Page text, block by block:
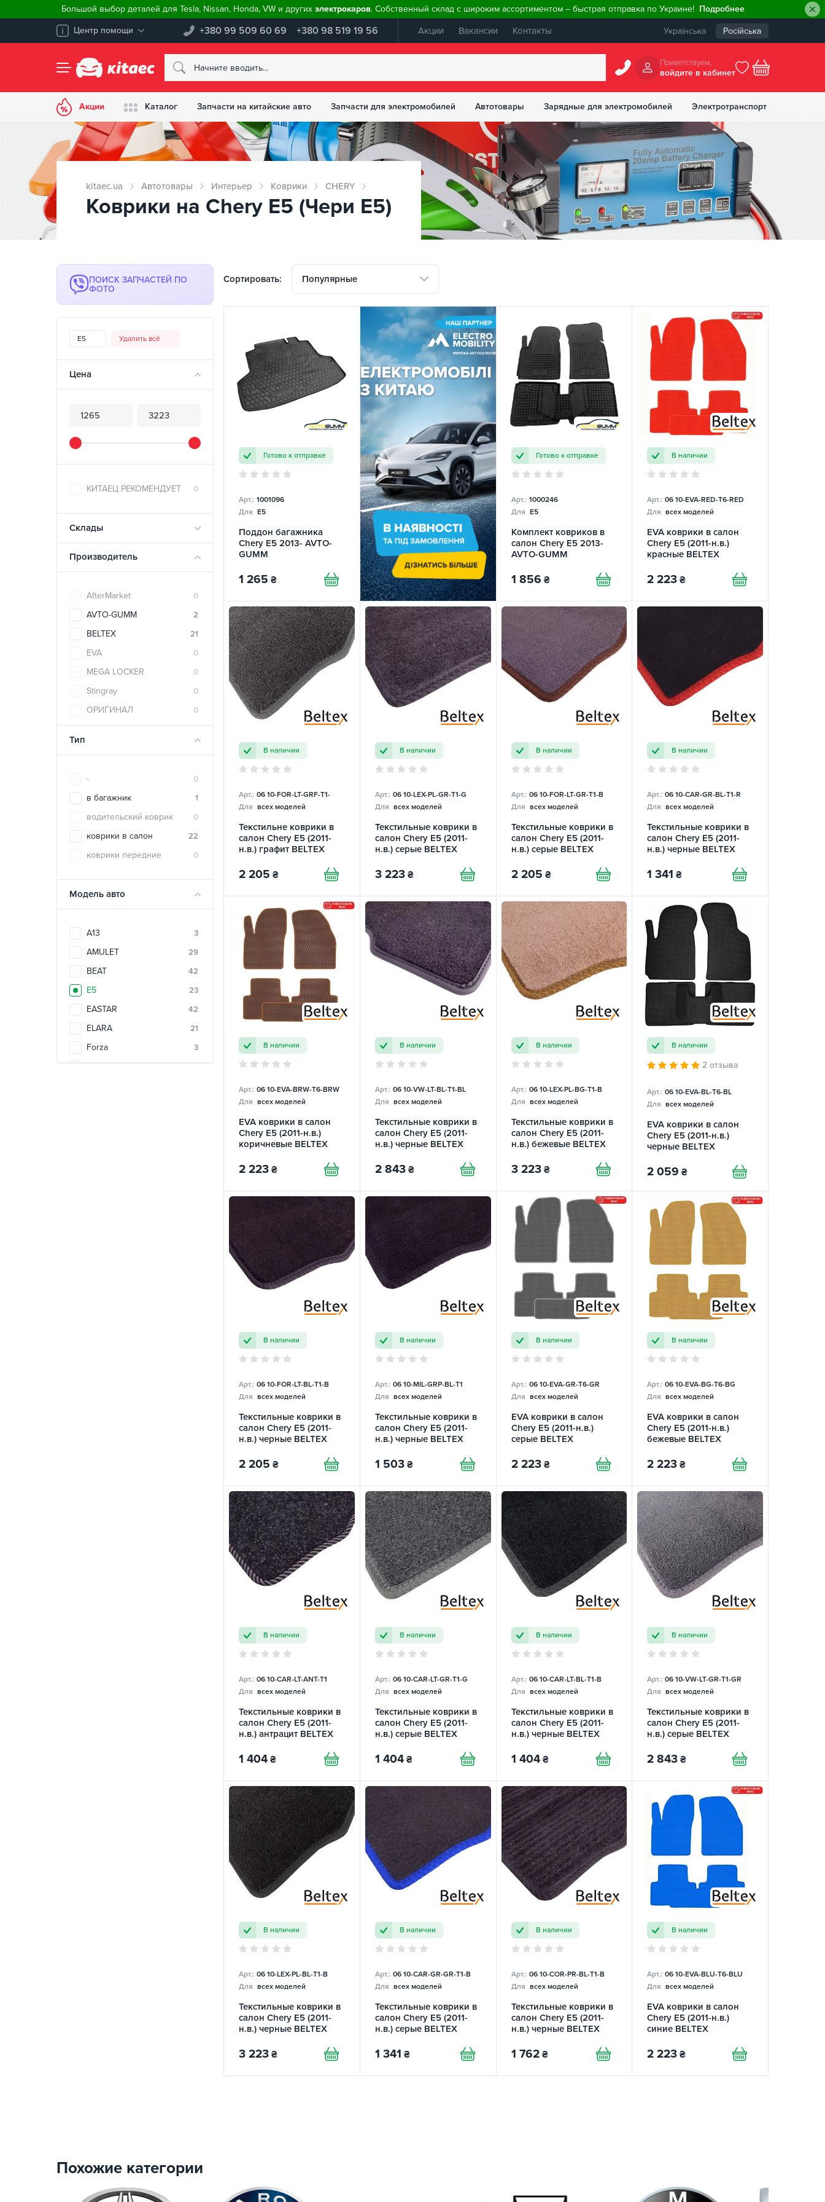
Большой выбор деталей для Tesla, Nissan, Honda, VW и других электрокаров. Собственный склад с широким ассортиментом – быстрая отправка по Украине! Подробнее
Центр помощи +380 99 509 60 69 +380 98 519 19 56 Акции Вакансии Контакты Українська Російська
Приветствуем,
войдите в кабинет
Акции Каталог Запчасти на китайские авто Запчасти для электромобилей Автотовары Зарядные для электромобилей Электротранспорт
kitaec.ua Автотовары Интерьер Коврики CHERY
Коврики на Chery E5 (Чери Е5)
ПОИСК ЗАПЧАСТЕЙ ПО
ФОТО
E5 Удалить всё
Цена
КИТАЕЦ РЕКОМЕНДУЕТ 0
Склады
Производитель
AfterMarket 0
AVTO-GUMM 2
BELTEX 21
EVA 0
MEGA LOCKER 0
Stingray 0
ОРИГИНАЛ 0
Тип
- 0
в багажник 1
водительский коврик 0
коврики в салон 22
коврики передние 0
Модель авто
A13 3
AMULET 29
BEAT 42
E5 23
EASTAR 42
ELARA 21
Forza 3
Jaggi 22
Сортировать: Популярные
Готово к отправке
Арт.: 1001096
Для E5
Поддон багажника
Chery E5 2013- AVTO-
GUMM
1 265 ₴
Готово к отправке
Арт.: 1000246
Для E5
Комплект ковриков в
салон Chery E5 2013-
AVTO-GUMM
1 856 ₴
В наличии
Арт.: 06 10-EVA-RED-T6-RED
Для всех моделей
EVA коврики в салон
Chery E5 (2011-н.в.)
красные BELTEX
2 223 ₴
В наличии
Арт.: 06 10-FOR-LT-GRF-T1-
Для всех моделей
Текстильне коврики в
салон Chery E5 (2011-
н.в.) графит BELTEX
2 205 ₴
В наличии
Арт.: 06 10-LEX-PL-GR-T1-G
Для всех моделей
Текстильные коврики в
салон Chery E5 (2011-
н.в.) серые BELTEX
3 223 ₴
В наличии
Арт.: 06 10-FOR-LT-GR-T1-B
Для всех моделей
Текстильные коврики в
салон Chery E5 (2011-
н.в.) серые BELTEX
2 205 ₴
В наличии
Арт.: 06 10-СAR-GR-BL-T1-R
Для всех моделей
Текстильные коврики в
салон Chery E5 (2011-
н.в.) черные BELTEX
1 341 ₴
В наличии
Арт.: 06 10-EVA-BRW-T6-BRW
Для всех моделей
EVA коврики в салон
Chery E5 (2011-н.в.)
коричневые BELTEX
2 223 ₴
В наличии
Арт.: 06 10-VW-LT-BL-T1-BL
Для всех моделей
Текстильные коврики в
салон Chery E5 (2011-
н.в.) черные BELTEX
2 843 ₴
В наличии
Арт.: 06 10-LEX-PL-BG-T1-B
Для всех моделей
Текстильные коврики в
салон Chery E5 (2011-
н.в.) бежевые BELTEX
3 223 ₴
В наличии
2 отзыва
Арт.: 06 10-EVA-BL-T6-BL
Для всех моделей
EVA коврики в салон
Chery E5 (2011-н.в.)
черные BELTEX
2 059 ₴
В наличии
Арт.: 06 10-FOR-LT-BL-T1-B
Для всех моделей
Текстильные коврики в
салон Chery E5 (2011-
н.в.) черные BELTEX
2 205 ₴
В наличии
Арт.: 06 10-MIL-GRP-BL-T1
Для всех моделей
Текстильные коврики в
салон Chery E5 (2011-
н.в.) черные BELTEX
1 503 ₴
В наличии
Арт.: 06 10-EVA-GR-T6-GR
Для всех моделей
EVA коврики в салон
Chery E5 (2011-н.в.)
серые BELTEX
2 223 ₴
В наличии
Арт.: 06 10-EVA-BG-T6-BG
Для всех моделей
EVA коврики в салон
Chery E5 (2011-н.в.)
бежевые BELTEX
2 223 ₴
В наличии
Арт.: 06 10-СAR-LT-ANT-T1
Для всех моделей
Текстильные коврики в
салон Chery E5 (2011-
н.в.) антрацит BELTEX
1 404 ₴
В наличии
Арт.: 06 10-СAR-LT-GR-T1-G
Для всех моделей
Текстильные коврики в
салон Chery E5 (2011-
н.в.) серые BELTEX
1 404 ₴
В наличии
Арт.: 06 10-СAR-LT-BL-T1-B
Для всех моделей
Текстильные коврики в
салон Chery E5 (2011-
н.в.) черные BELTEX
1 404 ₴
В наличии
Арт.: 06 10-VW-LT-GR-T1-GR
Для всех моделей
Текстильные коврики в
салон Chery E5 (2011-
н.в.) серые BELTEX
2 843 ₴
В наличии
Арт.: 06 10-LEX-PL-BL-T1-B
Для всех моделей
Текстильные коврики в
салон Chery E5 (2011-
н.в.) черные BELTEX
3 223 ₴
В наличии
Арт.: 06 10-СAR-GR-GR-T1-B
Для всех моделей
Текстильные коврики в
салон Chery E5 (2011-
н.в.) серые BELTEX
1 341 ₴
В наличии
Арт.: 06 10-COR-PR-BL-T1-B
Для всех моделей
Текстильные коврики в
салон Chery E5 (2011-
н.в.) черные BELTEX
1 762 ₴
В наличии
Арт.: 06 10-EVA-BLU-T6-BLU
Для всех моделей
EVA коврики в салон
Chery E5 (2011-н.в.)
синие BELTEX
2 223 ₴
Похожие категории